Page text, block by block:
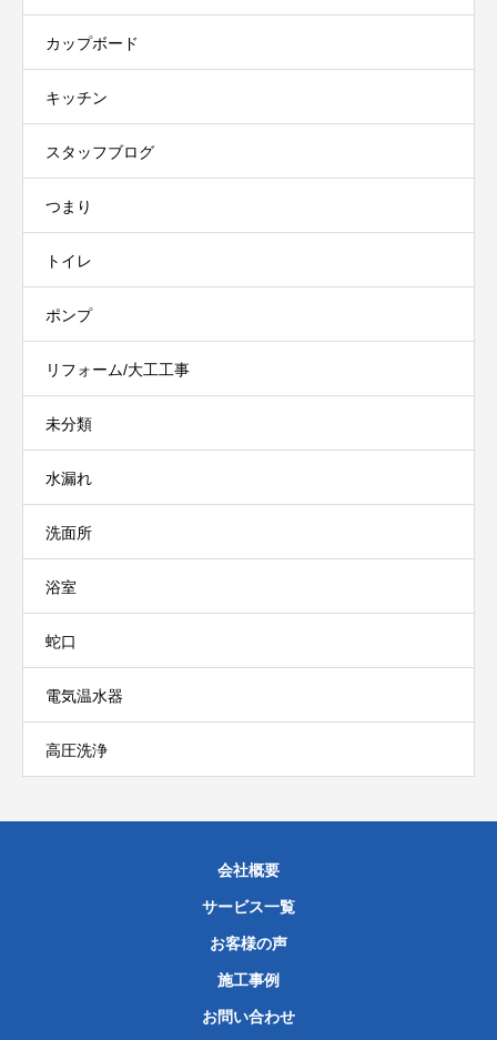
カップボード
キッチン
スタッフブログ
つまり
トイレ
ポンプ
リフォーム/大工工事
未分類
水漏れ
洗面所
浴室
蛇口
電気温水器
高圧洗浄
会社概要
サービス一覧
お客様の声
施工事例
お問い合わせ